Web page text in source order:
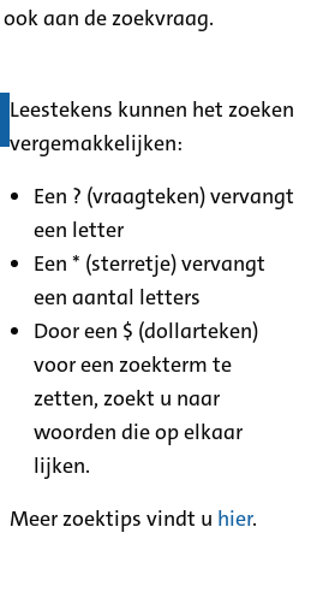
aan de zoekvraag.
Leestekens kunnen het zoeken
vergemakkelijken:
Een ? (vraagteken) vervangt
een letter
Een * (sterretje) vervangt
een aantal letters
Door een $ (dollarteken)
voor een zoekterm te
zetten, zoekt u naar
woorden die op elkaar
lijken.
Meer zoektips vindt u hier.